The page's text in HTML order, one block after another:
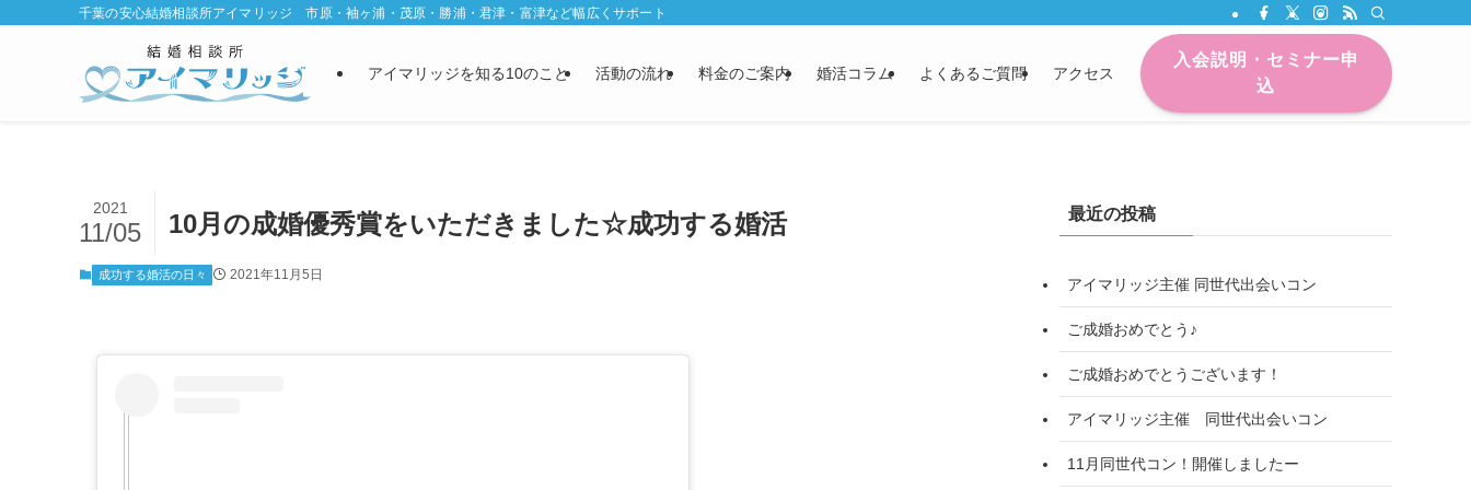
千葉の安心結婚相談所アイマリッジ 市原・袖ヶ浦・茂原・勝浦・君津・富津など幅広くサポート
アイマリッジを知る10のこと 活動の流れ 料金のご案内 婚活コラム よくあるご質問 アクセス
入会説明・セミナー申
込
10月の成婚優秀賞をいただきました☆成功する婚活
2021
11/05
成功する婚活の日々 2021年11月5日
最近の投稿
アイマリッジ主催 同世代出会いコン
ご成婚おめでとう♪
ご成婚おめでとうございます！
アイマリッジ主催 同世代出会いコン
11月同世代コン！開催しましたー